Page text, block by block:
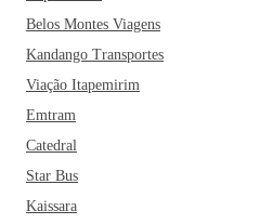
Belos Montes Viagens
Kandango Transportes
Viação Itapemirim
Emtram
Catedral
Star Bus
Kaissara